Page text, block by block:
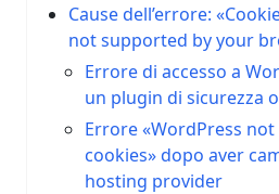
Cause dell’errore:
not supported by your
Errore di accesso a
un plugin di sicurezza
Errore «WordPress
cookies» dopo aver
hosting provider